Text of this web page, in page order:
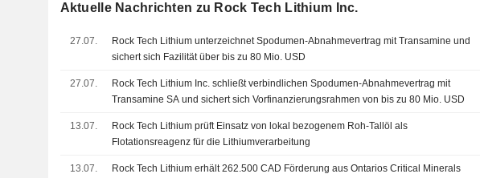
Aktuelle Nachrichten zu Rock Tech Lithium Inc.
27.07.
Rock Tech Lithium unterzeichnet Spodumen-Abnahmevertrag mit Transamine und
sichert sich Fazilität über bis zu 80 Mio. USD
27.07.
Rock Tech Lithium Inc. schließt verbindlichen Spodumen-Abnahmevertrag mit
Transamine SA und sichert sich Vorfinanzierungsrahmen von bis zu 80 Mio. USD
13.07.
Rock Tech Lithium prüft Einsatz von lokal bezogenem Roh-Tallöl als
Flotationsreagenz für die Lithiumverarbeitung
13.07.
Rock Tech Lithium erhält 262.500 CAD Förderung aus Ontarios Critical Minerals